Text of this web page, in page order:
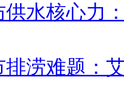
供水核心力
排涝难题：